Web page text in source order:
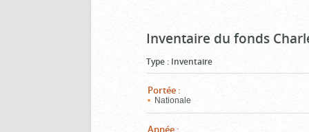
Inventaire du fonds
Type : Inventaire
Portée :
Nationale